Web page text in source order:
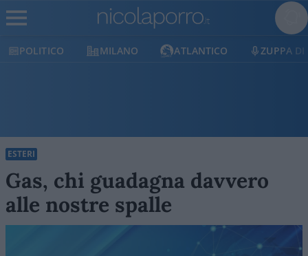
MILANO ATLANTICO ZUPPA DI PORRO
ESTERI
Gas, chi guadagna davvero
alle nostre spalle